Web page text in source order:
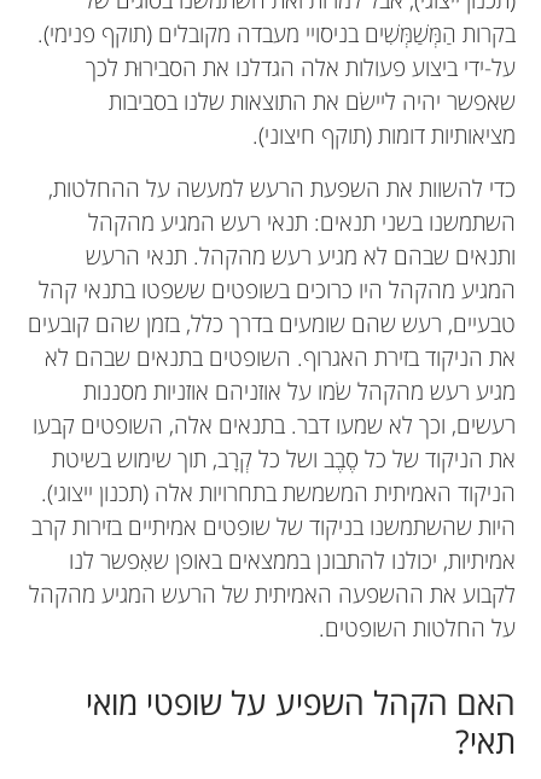
Tony D. Myers
אני חוקר באוניברסיטת ניומן, ברמינגהם, הממלכה
המאוחדת. אני מתעניין בכמה דברים, אבל במיוחד
בדברים שמשפיעים על התנהגות בני אדם. חקרתי
השפעות שונות על שופטי ספורט, במיוחד בספורט של
מואי תאי. אני מתעניין במיוחד בספורט זה כי אני שופט
ומאמן מואי תאי. התמזל מזלי לאמן כמה אלופי עולם
במואי תאי, אירופאים ובריטים, כמו גם לשפוט ברחבי
העולם. באוניברסיטה, אני מרצה לסטודנטים במדעי
האדם בנושאי שיטות מחקר, סטטיסטיקה ופסיכולוגיה
של הספורט. אני גם מפקח על סטודנטים לתואר שני
לבלות עם אישתי ועם בני הצעיר.
*
tony.myers@newman.ac.uk
Emily
גיל: 12
שלום, שמי אמילי ואני בת 12. אני אוהבת לשחות
ולקרוא. הסופר האהוב עליי הוא ל’ ג’ סמית, שכתב את
”יומני הערפד“. לא מזמן סיימתי לקרוא את משחקי
הרעב. אני אוהבת גם מדע ומתמטיקה לכן בחרתי
במתמטיקה ובפיזיקה כמקצועות בחירה בבית הספר.
במהלך החופשות, לעיתים קרובות אני נוסעת לאנגליה
או לקנדה. יותר מחצי מהמשפחה שלי חיים בחו”ל.
חלק גרים אפילו באמסטרדם. הייתי בהולנד רק פעם
אחת. בקיץ האחרון נסעתי ליפן, זה היה כיף כל כך –
בקרות הַמְּשַׁמְּשִׁים בניסויי מעבדה מקובלים (תוקף פנימי).
על-ידי ביצוע פעולות אלה הגדלנו את הסבירוּת לכך
שאפשר יהיה ליישׂם את התוצאות שלנו בסביבות
מציאותיות דומות (תוקף חיצוני).
כדי להשוות את השפעת הרעש למעשה על ההחלטות,
השתמשנו בשני תנאים: תנאי רעש המגיע מהקהל
ותנאים שבהם לא מגיע רעש מהקהל. תנאי הרעש
המגיע מהקהל היו כרוכים בשופטים ששפטו בתנאי קהל
טבעיים, רעש שהם שומעים בדרך כלל, בזמן שהם קובעים
את הניקוד בזירת האגרוף. השופטים בתנאים שבהם לא
מגיע רעש מהקהל שׂמו על אוזניהם אוזניות מסננות
רעשים, וכך לא שמעו דבר. בתנאים אלה, השופטים קבעו
את הניקוד של כל סֶבֶב ושל כל קְרָב, תוך שימוש בשיטת
הניקוד האמיתית המשמשת בתחרויות אלה (תכנון ייצוגי).
היות שהשתמשנו בניקוד של שופטים אמיתיים בזירות קרב
אמיתיות, יכולנו להתבונן בממצאים באופן שאִפשר לנו
לקבוע את ההשפעה האמיתית של הרעש המגיע מהקהל
על החלטות השופטים.
האם הקהל השפיע על שופטי מואי
תאי?